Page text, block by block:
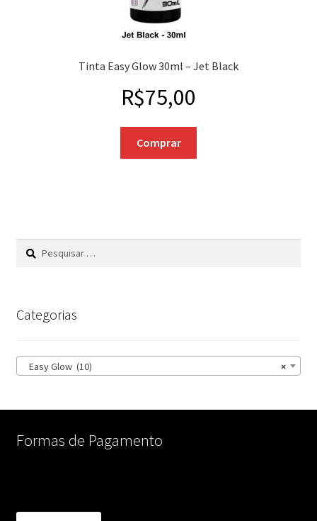
Tinta Easy Glow 30ml – Jet Black
R$75,00
Comprar
Pesquisar
Categorias
×
Easy Glow (10)
Formas de Pagamento